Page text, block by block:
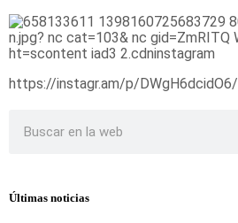
https://instagr.am/p/DWgH6dcidO6/
Últimas noticias